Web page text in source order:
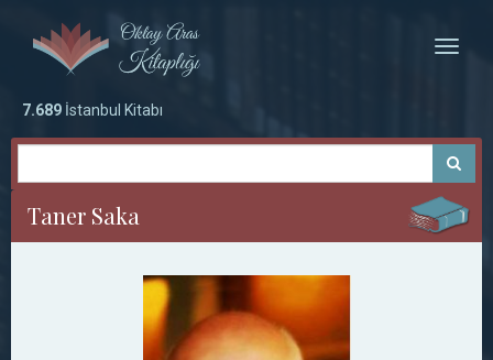
Toggle
7.689 İstanbul Kitabı
Taner Saka